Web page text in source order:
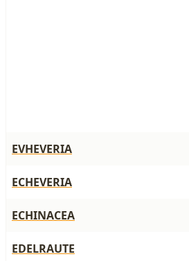
EVHEVERIA
ECHEVERIA
ECHINACEA
EDELRAUTE